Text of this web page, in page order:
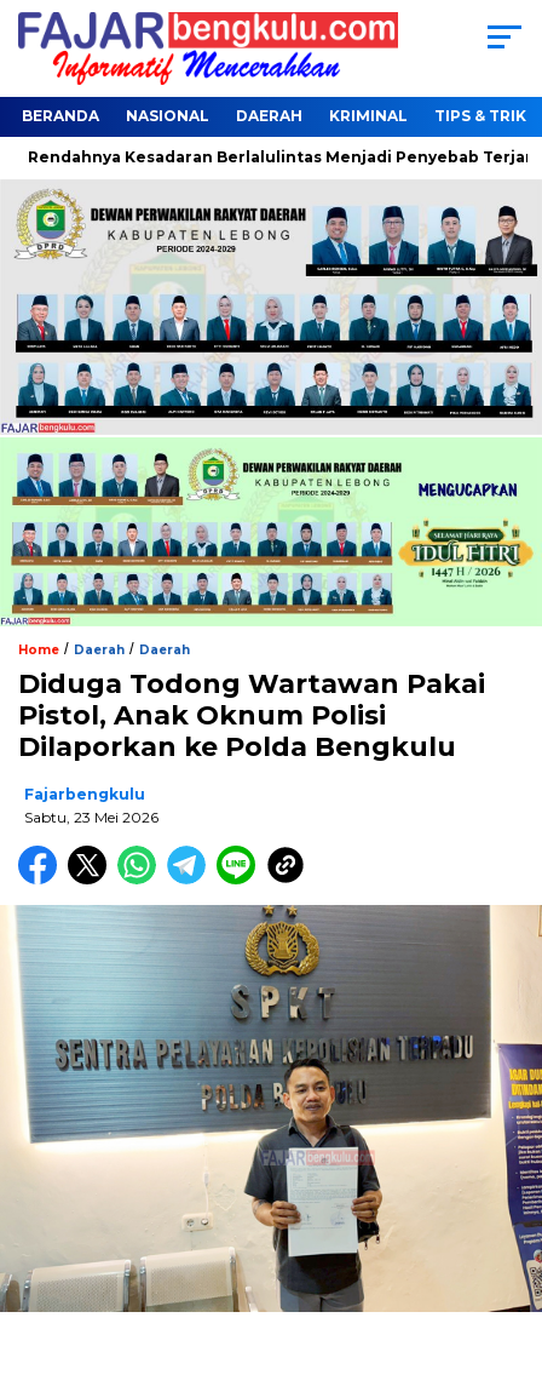
BERANDA NASIONAL DAERAH KRIMINAL TIPS & TRIK
Kesadaran Berlalulintas Menjadi Penyebab Terjaring
Home / Daerah / Daerah
Diduga Todong Wartawan Pakai
Pistol, Anak Oknum Polisi
Dilaporkan ke Polda Bengkulu
Fajarbengkulu
Sabtu, 23 Mei 2026